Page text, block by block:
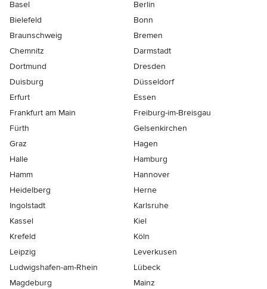
Basel
Berlin
Bielefeld
Bonn
Braunschweig
Bremen
Chemnitz
Darmstadt
Dortmund
Dresden
Duisburg
Düsseldorf
Erfurt
Essen
Frankfurt am Main
Freiburg-im-Breisgau
Fürth
Gelsenkirchen
Graz
Hagen
Halle
Hamburg
Hamm
Hannover
Heidelberg
Herne
Ingolstadt
Karlsruhe
Kassel
Kiel
Krefeld
Köln
Leipzig
Leverkusen
Ludwigshafen-am-Rhein
Lübeck
Magdeburg
Mainz